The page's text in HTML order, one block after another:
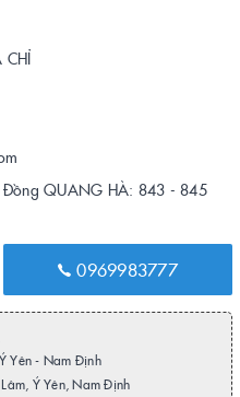
CHỈ
Đồng QUANG HÀ: 843 - 845
0969983777
Yên - Nam Định
Ý Yên, Nam Định